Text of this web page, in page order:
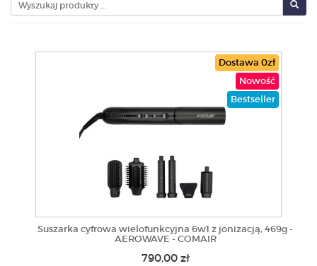
Dostawa 0zł
Nowość
Bestseller
Suszarka cyfrowa wielofunkcyjna 6w1 z jonizacją, 469g -
AEROWAVE - COMAIR
790,00 zł